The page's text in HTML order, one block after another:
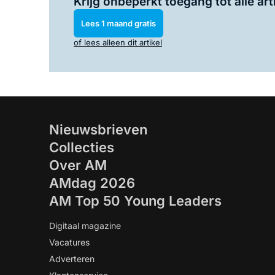
Lees 1 maand gratis
of lees alleen dit artikel
Nieuwsbrieven
Collecties
Over AM
AMdag 2026
AM Top 50 Young Leaders
Digitaal magazine
Vacatures
Adverteren